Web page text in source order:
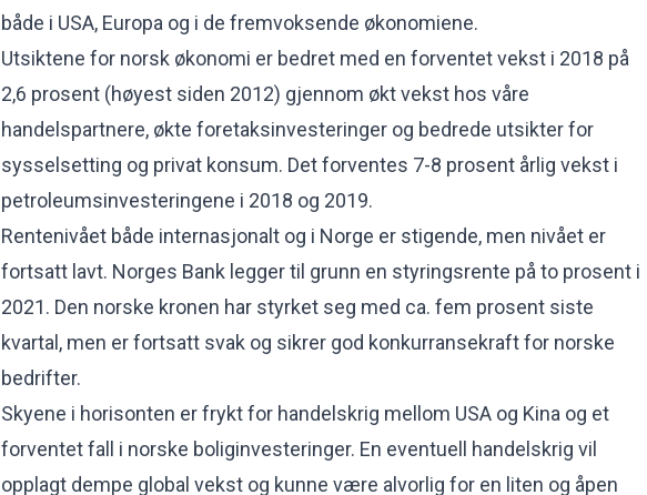
både i USA, Europa og i de fremvoksende økonomiene.
Utsiktene for norsk økonomi er bedret med en forventet vekst i 2018 på
2,6 prosent (høyest siden 2012) gjennom økt vekst hos våre
handelspartnere, økte foretaksinvesteringer og bedrede utsikter for
sysselsetting og privat konsum. Det forventes 7-8 prosent årlig vekst i
petroleumsinvesteringene i 2018 og 2019.
Rentenivået både internasjonalt og i Norge er stigende, men nivået er
fortsatt lavt. Norges Bank legger til grunn en styringsrente på to prosent i
2021. Den norske kronen har styrket seg med ca. fem prosent siste
kvartal, men er fortsatt svak og sikrer god konkurransekraft for norske
bedrifter.
Skyene i horisonten er frykt for handelskrig mellom USA og Kina og et
forventet fall i norske boliginvesteringer. En eventuell handelskrig vil
opplagt dempe global vekst og kunne være alvorlig for en liten og åpen